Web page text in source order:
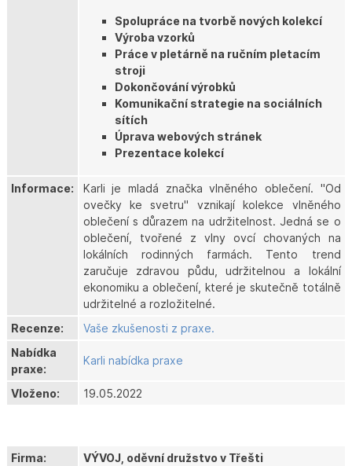
Spolupráce na tvorbě nových kolekcí
Výroba vzorků
Práce v pletárně na ručním pletacím
stroji
Dokončování výrobků
Komunikační strategie na sociálních
sítích
Úprava webových stránek
Prezentace kolekcí
Informace:
Karli je mladá značka vlněného oblečení. "Od
ovečky ke svetru" vznikají kolekce vlněného
oblečení s důrazem na udržitelnost. Jedná se o
oblečení, tvořené z vlny ovcí chovaných na
lokálních rodinných farmách. Tento trend
zaručuje zdravou půdu, udržitelnou a lokální
ekonomiku a oblečení, které je skutečně totálně
udržitelné a rozložitelné.
Recenze:
Vaše zkušenosti z praxe.
Nabídka
praxe:
Karli nabídka praxe
Vloženo: 19.05.2022
Firma:
VÝVOJ, oděvní družstvo v Třešti